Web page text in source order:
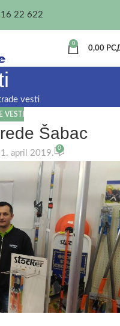
22 622
0
0,00
vesti
VESTI
Šabac
april 2019.
0